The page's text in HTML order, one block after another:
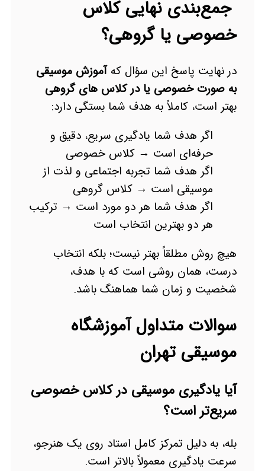
جمع‌بندی نهایی کلاس
خصوصی یا گروهی؟
در نهایت پاسخ این سؤال کهآموزش موسیقی
به صورت خصوصی یا در کلاس های گروهی
بهتر است، کاملاً به هدف شما بستگی دارد:
اگر هدف شما یادگیری سریع، دقیق و
حرفه‌ای است → کلاس خصوصی
اگر هدف شما تجربه اجتماعی و لذت از
موسیقی است → کلاس گروهی
اگر هدف شما هر دو مورد است → ترکیب
هر دو بهترین انتخاب است
هیچ روش مطلقاً بهتر نیست؛ بلکه انتخاب
درست، همان روشی است که با هدف،
شخصیت و زمان شما هماهنگ باشد.
سوالات متداول آموزشگاه
موسیقی تهران
آیا یادگیری موسیقی در کلاس خصوصی
سریع‌تر است؟
بله، به دلیل تمرکز کامل استاد روی یک هنرجو،
سرعت یادگیری معمولاً بالاتر است.